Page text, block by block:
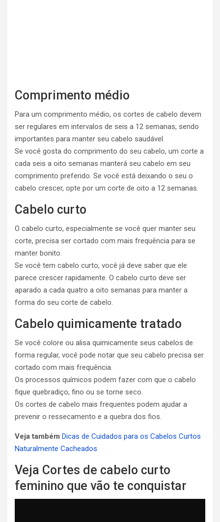
Comprimento médio
Para um comprimento médio, os cortes de cabelo devem
ser regulares em intervalos de seis a 12 semanas, sendo
importantes para manter seu cabelo saudável.
Se você gosta do comprimento do seu cabelo, um corte a
cada seis a oito semanas manterá seu cabelo em seu
comprimento preferido. Se você está deixando o seu o
cabelo crescer, opte por um corte de oito a 12 semanas.
Cabelo curto
O cabelo curto, especialmente se você quer manter seu
corte, precisa ser cortado com mais frequência para se
manter bonito.
Se você tem cabelo curto, você já deve saber que ele
parece crescer rapidamente. O cabelo curto deve ser
aparado a cada quatro a oito semanas para manter a
forma do seu corte de cabelo.
Cabelo quimicamente tratado
Se você colore ou alisa quimicamente seus cabelos de
forma regular, você pode notar que seu cabelo precisa ser
cortado com mais frequência.
Os processos químicos podem fazer com que o cabelo
fique quebradiço, fino ou se torne seco.
Os cortes de cabelo mais frequentes podem ajudar a
prevenir o ressecamento e a quebra dos fios.
Veja também Dicas de Cuidados para os Cabelos Curtos
Naturalmente Cacheados
Veja Cortes de cabelo curto
feminino que vão te conquistar